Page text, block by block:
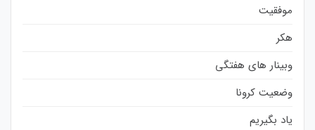
موفقیت
هکر
وبینار های هفتگی
وضعیت کرونا
یاد بگیریم